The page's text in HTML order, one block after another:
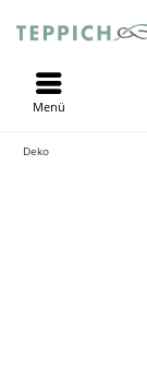
Menü
Deko